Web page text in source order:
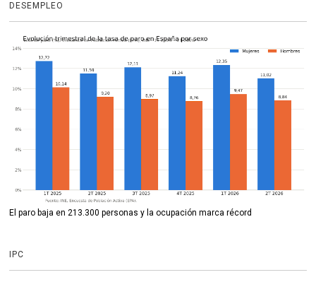
DESEMPLEO
El paro baja en 213.300 personas y la ocupación marca récord
IPC